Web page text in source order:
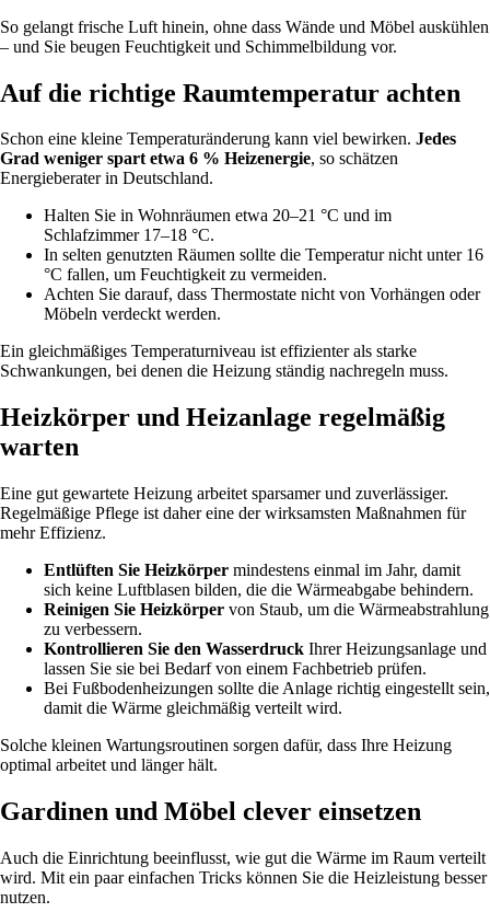
So gelangt frische Luft hinein, ohne dass Wände und Möbel auskühlen
– und Sie beugen Feuchtigkeit und Schimmelbildung vor.
Auf die richtige Raumtemperatur achten
Schon eine kleine Temperaturänderung kann viel bewirken. Jedes
Grad weniger spart etwa 6 % Heizenergie, so schätzen
Energieberater in Deutschland.
Halten Sie in Wohnräumen etwa 20–21 °C und im
Schlafzimmer 17–18 °C.
In selten genutzten Räumen sollte die Temperatur nicht unter 16
°C fallen, um Feuchtigkeit zu vermeiden.
Achten Sie darauf, dass Thermostate nicht von Vorhängen oder
Möbeln verdeckt werden.
Ein gleichmäßiges Temperaturniveau ist effizienter als starke
Schwankungen, bei denen die Heizung ständig nachregeln muss.
Heizkörper und Heizanlage regelmäßig
warten
Eine gut gewartete Heizung arbeitet sparsamer und zuverlässiger.
Regelmäßige Pflege ist daher eine der wirksamsten Maßnahmen für
mehr Effizienz.
Entlüften Sie Heizkörper mindestens einmal im Jahr, damit
sich keine Luftblasen bilden, die die Wärmeabgabe behindern.
Reinigen Sie Heizkörper von Staub, um die Wärmeabstrahlung
zu verbessern.
Kontrollieren Sie den Wasserdruck Ihrer Heizungsanlage und
lassen Sie sie bei Bedarf von einem Fachbetrieb prüfen.
Bei Fußbodenheizungen sollte die Anlage richtig eingestellt sein,
damit die Wärme gleichmäßig verteilt wird.
Solche kleinen Wartungsroutinen sorgen dafür, dass Ihre Heizung
optimal arbeitet und länger hält.
Gardinen und Möbel clever einsetzen
Auch die Einrichtung beeinflusst, wie gut die Wärme im Raum verteilt
wird. Mit ein paar einfachen Tricks können Sie die Heizleistung besser
nutzen.